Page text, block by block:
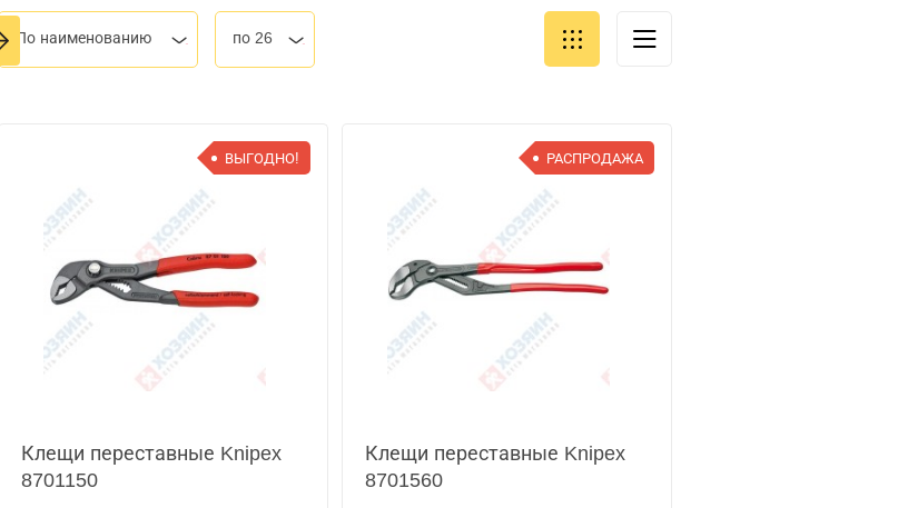
По наименованию по 26
ВЫГОДНО!
Клещи переставные Knipex
8701150
РАСПРОДАЖА
Клещи переставные Knipex
8701560